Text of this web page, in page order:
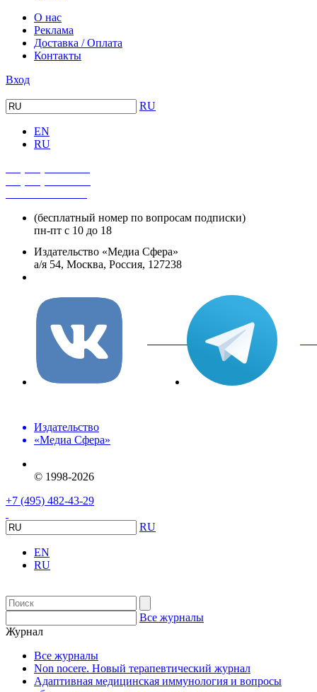
О нас
Реклама
Доставка / Оплата
Контакты
Вход
RU
EN
RU
(бесплатный номер по вопросам подписки)
пн-пт с 10 до 18
Издательство «Медиа Сфера»
а/я 54, Москва, Россия, 127238
вКонтакте
Издательство
«Медиа Сфера»
© 1998-2026
+7 (495) 482-43-29
RU
EN
RU
Все журналы
Журнал
Все журналы
Non nocere. Новый терапевтический журнал
Адаптивная медицинская иммунология и вопросы